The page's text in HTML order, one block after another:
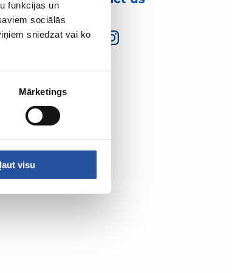
funkcijas un
sociālās
sniedzat vai ko
Mārketings
visu